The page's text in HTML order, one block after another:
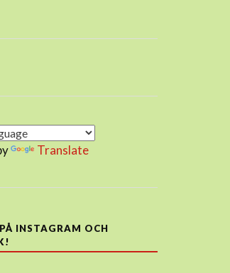
Translate
INSTAGRAM OCH